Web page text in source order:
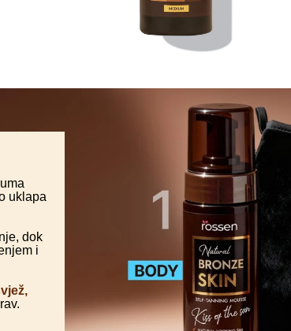
uklapa
dok
i